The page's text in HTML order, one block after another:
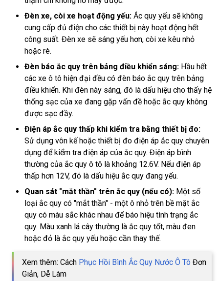
Đèn xe, còi xe hoạt động yếu: Ắc quy yếu sẽ không
cung cấp đủ điện cho các thiết bị này hoạt động hết
công suất. Đèn xe sẽ sáng yếu hơn, còi xe kêu nhỏ
hoặc rè.
Đèn báo ắc quy trên bảng điều khiển sáng: Hầu hết
các xe ô tô hiện đại đều có đèn báo ắc quy trên bảng
điều khiển. Khi đèn này sáng, đó là dấu hiệu cho thấy hệ
thống sạc của xe đang gặp vấn đề hoặc ắc quy không
được sạc đầy.
Điện áp ắc quy thấp khi kiểm tra bằng thiết bị đo:
Sử dụng vôn kế hoặc thiết bị đo điện áp ắc quy chuyên
dụng để kiểm tra điện áp của ắc quy. Điện áp bình
thường của ắc quy ô tô là khoảng 12.6V. Nếu điện áp
thấp hơn 12V, đó là dấu hiệu ắc quy đang yếu.
Quan sát "mắt thần" trên ắc quy (nếu có): Một số
loại ắc quy có "mắt thần" - một ô nhỏ trên bề mặt ắc
quy có màu sắc khác nhau để báo hiệu tình trạng ắc
quy. Màu xanh lá cây thường là ắc quy tốt, màu đen
hoặc đỏ là ắc quy yếu hoặc cần thay thế.
Xem thêm: Cách Phục Hồi Bình Ắc Quy Nước Ô Tô Đơn
Giản, Dễ Làm